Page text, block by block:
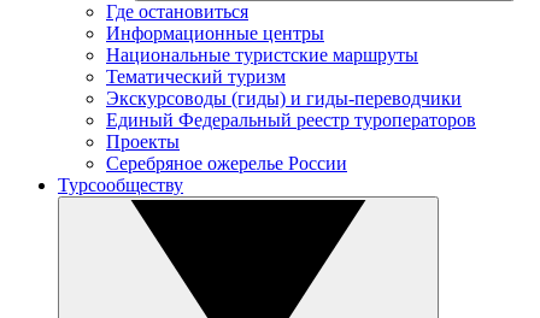
Где остановиться
Информационные центры
Национальные туристские маршруты
Тематический туризм
Экскурсоводы (гиды) и гиды-переводчики
Единый Федеральный реестр туроператоров
Проекты
Серебряное ожерелье России
Турсообществу